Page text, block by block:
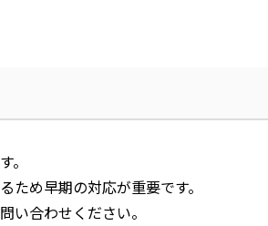
。
め早期の対応が重要です。
い合わせください。